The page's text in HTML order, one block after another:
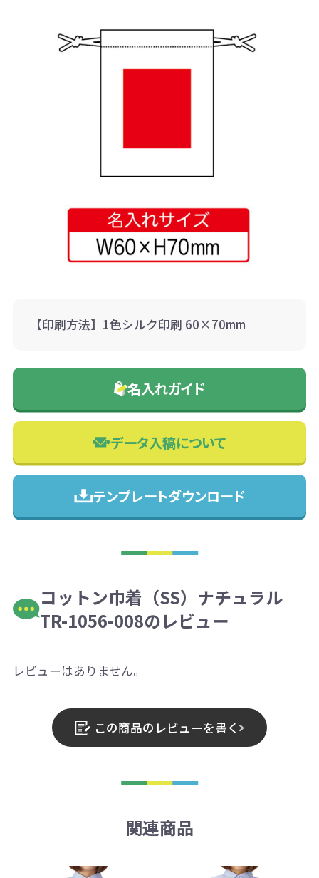
【印刷方法】1色シルク印刷 60×70mm
名入れガイド
データ入稿について
テンプレートダウンロード
コットン巾着（SS）ナチュラル
TR-1056-008のレビュー
レビューはありません。
この商品のレビューを書く
関連商品